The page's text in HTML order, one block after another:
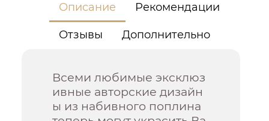
Описание Рекомендации
Отзывы Дополнительно
Всеми любимые эксклюз
ивные авторские дизайн
ы из набивного поплина